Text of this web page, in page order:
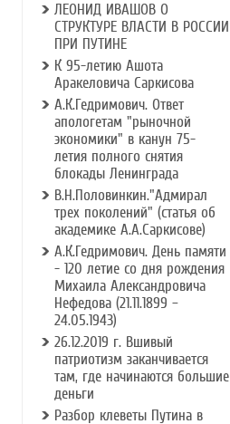
ЛЕОНИД ИВАШОВ О
СТРУКТУРЕ ВЛАСТИ В РОССИИ
ПРИ ПУТИНЕ
К 95-летию Ашота
Аракеловича Саркисова
А.К.Гедримович. Ответ
апологетам "рыночной
экономики" в канун 75-
летия полного снятия
блокады Ленинграда
В.Н.Половинкин."Адмирал
трех поколений" (статья об
академике А.А.Саркисове)
А.К.Гедримович. День памяти
- 120 летие со дня рождения
Михаила Александровича
Нефедова (21.11.1899 –
24.05.1943)
26.12.2019 г. Вшивый
патриотизм заканчивается
там, где начинаются большие
деньги
Разбор клеветы Путина в